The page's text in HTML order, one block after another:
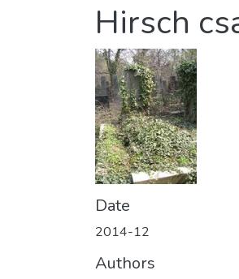
Hirsch
Date
2014-12
Authors